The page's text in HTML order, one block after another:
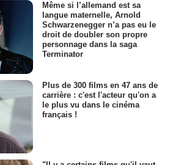
Même si l’allemand est sa
langue maternelle, Arnold
Schwarzenegger n’a pas eu le
droit de doubler son propre
personnage dans la saga
Terminator
Plus de 300 films en 47 ans de
carrière : c'est l'acteur qu'on a
le plus vu dans le cinéma
français !